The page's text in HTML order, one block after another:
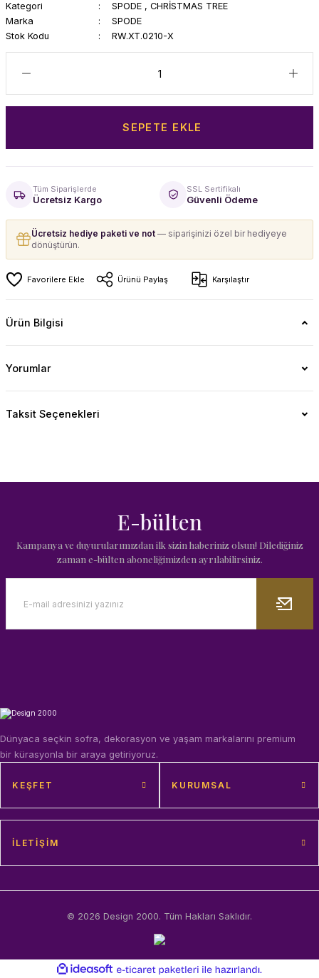
Kategori SPODE , CHRİSTMAS TREE
Marka
SPODE
Stok Kodu
RW.XT.0210-X
SEPETE EKLE
Tüm Siparişlerde
Ücretsiz Kargo
SSL Sertifikalı
Güvenli Ödeme
Ücretsiz hediye paketi ve not — siparişinizi özel bir hediyeye
dönüştürün.
Ürünü Paylaş Karşılaştır
Ürün Bilgisi
Yorumlar
Taksit Seçenekleri
E-bülten
Kampanya ve duyurularımızdan ilk sizin haberiniz olsun! Dilediğiniz
zaman e-bülten aboneliğimizden ayrılabilirsiniz.
Dünyaca seçkin sofra, dekorasyon ve yaşam markalarını premium
bir kürasyonla bir araya getiriyoruz.
KEŞFET KURUMSAL
İLETIŞIM
© 2026 Design 2000. Tüm Hakları Saklıdır.
ideasoft
e-